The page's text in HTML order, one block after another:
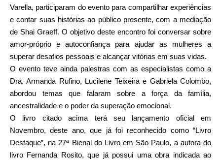
Varella, participaram do evento para compartilhar experiências
e contar suas histórias ao público presente, com a mediação
de Shai Graeff. O objetivo deste encontro foi conversar sobre
amor-próprio e autoconfiança para ajudar as mulheres a
superar desafios pessoais e alcançar vitórias em suas vidas.
O evento teve ainda palestras com as especialistas como a
Dra. Armanda Rufino, Lucilene Teixeira e Gabriela Colombo,
abordou temas que falaram sobre a força da família,
ancestralidade e o poder da superação emocional.
O livro citado acima terá seu lançamento oficial em
Novembro, deste ano, que já foi reconhecido como “Livro
Destaque”, na 27ª Bienal do Livro em São Paulo, a autora do
livro Fernanda Rosito, que já possui uma obra indicada ao